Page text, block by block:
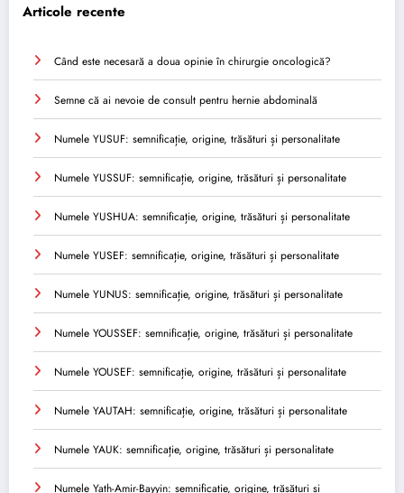
Articole recente
Când este necesară a doua opinie în chirurgie oncologică?
Semne că ai nevoie de consult pentru hernie abdominală
Numele YUSUF: semnificație, origine, trăsături și personalitate
Numele YUSSUF: semnificație, origine, trăsături și personalitate
Numele YUSHUA: semnificație, origine, trăsături și personalitate
Numele YUSEF: semnificație, origine, trăsături și personalitate
Numele YUNUS: semnificație, origine, trăsături și personalitate
Numele YOUSSEF: semnificație, origine, trăsături și personalitate
Numele YOUSEF: semnificație, origine, trăsături și personalitate
Numele YAUTAH: semnificație, origine, trăsături și personalitate
Numele YAUK: semnificație, origine, trăsături și personalitate
Numele Yath-Amir-Bayyin: semnificație, origine, trăsături și